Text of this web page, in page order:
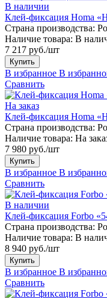
В наличии
Клей-фиксация Homa
Страна производства:
Наличие товара: В
7 217 руб./шт
Купить
В избранное В
Сравнить
На заказ
Клей-фиксация Homa
Страна производства:
Наличие товара: На
7 980 руб./шт
Купить
В избранное В
Сравнить
В наличии
Клей-фиксация Forbo
Страна производства:
Наличие товара: В
8 940 руб./шт
Купить
В избранное В
Сравнить